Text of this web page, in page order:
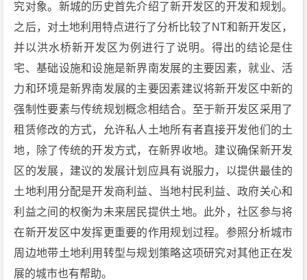
究对象。新城的历史首先介绍了新开发区的开发和规划。
之后，对土地利用特点进行了分析比较了NT和新开发区，
并以洪水桥新开发区为例进行了说明。得出的结论是住
宅、基础设施和设施是新界南发展的主要因素，就业、活
力和环境是新界南发展的主要因素建议将新开发区中新的
强制性要素与传统规划概念相结合。至于新开发区采用了
租赁修改的方式，允许私人土地所有者直接开发他们的土
地，除了传统的开发方式，在新界收地。建议确保新开发
区的发展，建议的发展计划应具有说服力，以提供最佳的
土地利用分配是开发商利益、当地村民利益、政府关心和
利益之间的权衡为未来居民提供土地。此外，社区参与将
在新开发区中发挥更重要的作用规划过程。参照分析城市
周边地带土地利用转型与规划策略这项研究对其他正在发
展的城市也有帮助。